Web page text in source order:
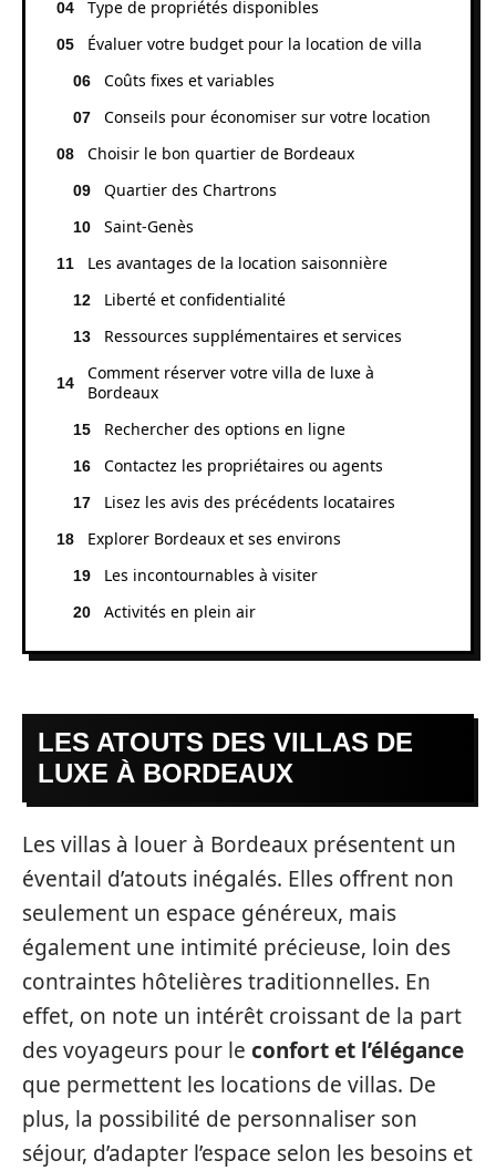
Type de propriétés disponibles
Évaluer votre budget pour la location de villa
Coûts fixes et variables
Conseils pour économiser sur votre location
Choisir le bon quartier de Bordeaux
Quartier des Chartrons
Saint-Genès
Les avantages de la location saisonnière
Liberté et confidentialité
Ressources supplémentaires et services
Comment réserver votre villa de luxe à
Bordeaux
Rechercher des options en ligne
Contactez les propriétaires ou agents
Lisez les avis des précédents locataires
Explorer Bordeaux et ses environs
Les incontournables à visiter
Activités en plein air
LES ATOUTS DES VILLAS DE
LUXE À BORDEAUX
Les villas à louer à Bordeaux présentent un
éventail d’atouts inégalés. Elles offrent non
seulement un espace généreux, mais
également une intimité précieuse, loin des
contraintes hôtelières traditionnelles. En
effet, on note un intérêt croissant de la part
des voyageurs pour le confort et l’élégance
que permettent les locations de villas. De
plus, la possibilité de personnaliser son
séjour, d’adapter l’espace selon les besoins et